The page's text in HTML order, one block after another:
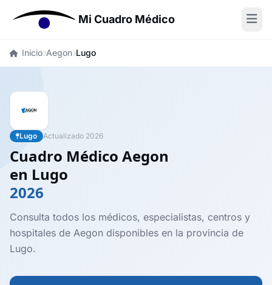
Mi Cuadro Médico
Inicio Aegon Lugo
Lugo Actualizado 2026
Cuadro Médico Aegon
en Lugo
2026
Consulta todos los médicos, especialistas, centros y
hospitales de Aegon disponibles en la provincia de
Lugo.